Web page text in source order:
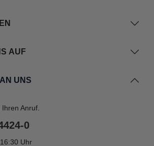
AUF
UNS
Anruf.
0
Uhr